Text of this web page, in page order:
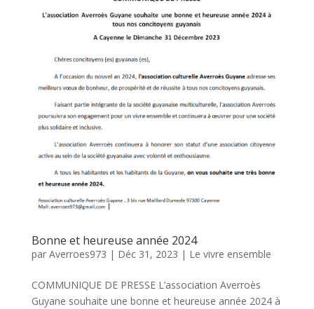
Bonne et heureuse année 2024
par Averroes973 | Déc 31, 2023 | Le vivre ensemble
COMMUNIQUE DE PRESSE L’association Averroès
Guyane souhaite une bonne et heureuse année 2024 à